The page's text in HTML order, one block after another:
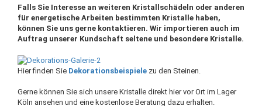
Falls Sie Interesse an weiteren Kristallschädeln oder anderen
für energetische Arbeiten bestimmten Kristalle haben,
können Sie uns gerne kontaktieren. Wir importieren auch im
Auftrag unserer Kundschaft seltene und besondere Kristalle.
Hier finden Sie Dekorationsbeispiele zu den Steinen.
Gerne können Sie sich unsere Kristalle direkt hier vor Ort im Lager
Köln ansehen und eine kostenlose Beratung dazu erhalten.